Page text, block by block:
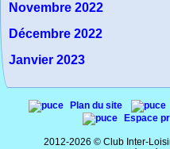
Novembre 2022
Décembre 2022
Janvier 2023
Plan du site
Espace
2012-2026 © Club Inter-